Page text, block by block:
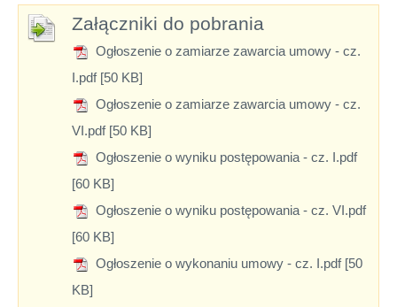
Załączniki do pobrania
Ogłoszenie o zamiarze zawarcia umowy - cz.
I.pdf [50 KB]
Ogłoszenie o zamiarze zawarcia umowy - cz.
VI.pdf [50 KB]
Ogłoszenie o wyniku postępowania - cz. I.pdf
[60 KB]
Ogłoszenie o wyniku postępowania - cz. VI.pdf
[60 KB]
Ogłoszenie o wykonaniu umowy - cz. I.pdf [50
KB]